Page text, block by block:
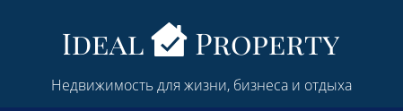
Недвижимость для жизни, бизнеса и отдыха